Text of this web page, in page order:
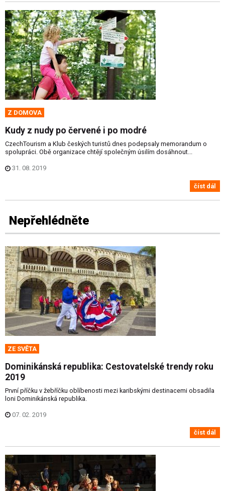
Z DOMOVA
Kudy z nudy po červené i po modré
CzechTourism a Klub českých turistů dnes podepsaly memorandum o
spolupráci. Obě organizace chtějí společným úsilím dosáhnout...
31. 08. 2019
číst dál
Nepřehlédněte
ZE SVĚTA
Dominikánská republika: Cestovatelské trendy roku
2019
První příčku v žebříčku oblíbenosti mezi karibskými destinacemi obsadila
loni Dominikánská republika.
07. 02. 2019
číst dál